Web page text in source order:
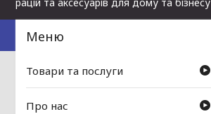
Товари та послуги
Про нас